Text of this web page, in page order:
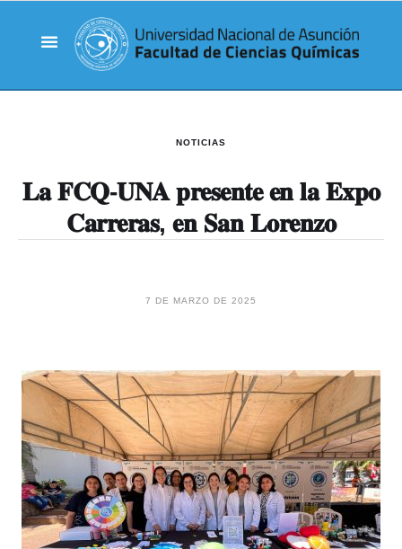
NOTICIAS
𝐋𝐚 𝐅𝐂𝐐-𝐔𝐍𝐀 𝐩𝐫𝐞𝐬𝐞𝐧𝐭𝐞 𝐞𝐧 𝐥𝐚 𝐄𝐱𝐩𝐨
𝐂𝐚𝐫𝐫𝐞𝐫𝐚𝐬, 𝐞𝐧 𝐒𝐚𝐧 𝐋𝐨𝐫𝐞𝐧𝐳𝐨
7 DE MARZO DE 2025